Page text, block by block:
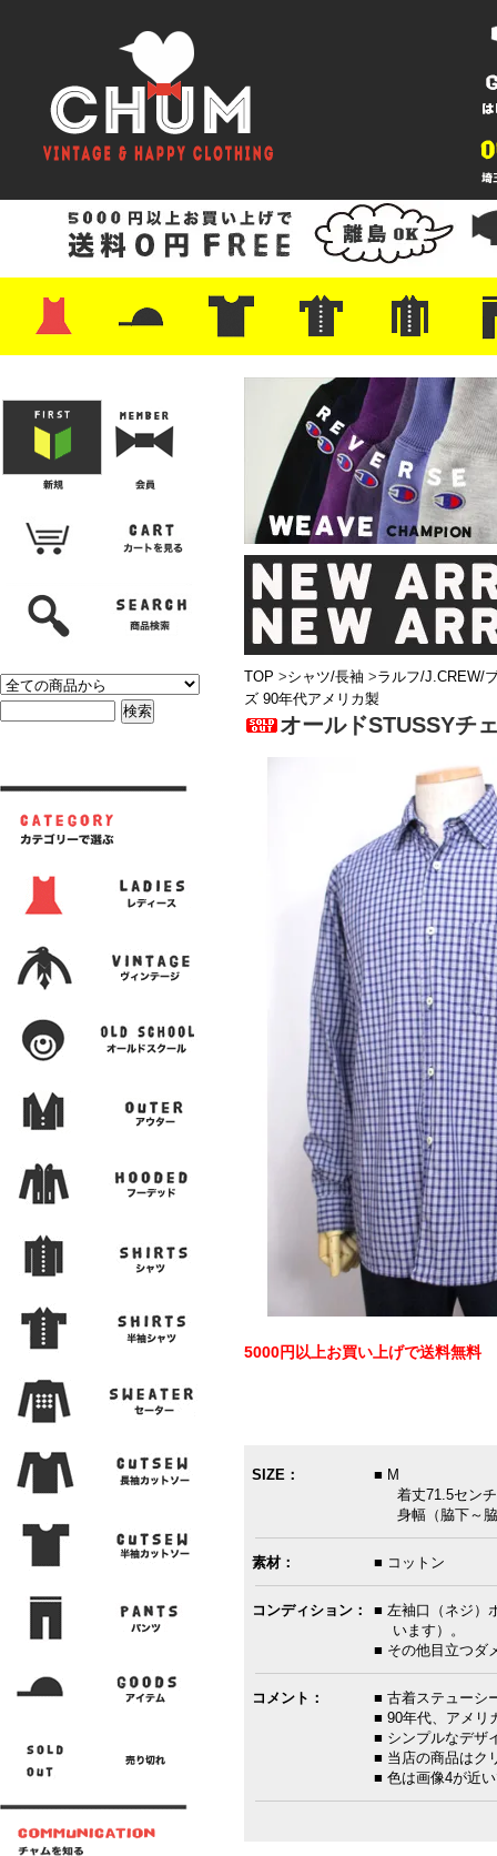
・レザーシューズ/スニーカー
・プリントTシャツ
・バンド/ツアー
・キャラクター
・Nike/adidas/スポーツ
・チャンピオン
・サーフ/スケート
・ボーダー/総柄/無地
・フットボール/リンガー
・タンクトップ/NBA・ポロシャツ
・半袖シャツ
・アロハ/サーフ/ボーリング
・ラルフ/ブランド
・無地/チェック/ストラ
・ワーク/ミリタリー/ウ
・ネル/ウール ・ショ
・アウ
・ジー
・
・ミリ
・コー
・コッ
・オー
・ジャ
ン
TOP >シャツ/長袖 >ラルフ/J.CREW/
ズ 90年代アメリカ製
オールドSTUSSYチ
5000円以上お買い上げで送料無料
SIZE：
■ M
着丈71.5センチ
身幅（脇下～脇
素材： ■ コットン
コンディション：
■ 左袖口（ネジ）
います）。
■ その他目立つダ
コメント：
■ 古着ステューシ
■ 90年代、アメリ
■ シンプルなデザ
■ 当店の商品はク
■ 色は画像4が近